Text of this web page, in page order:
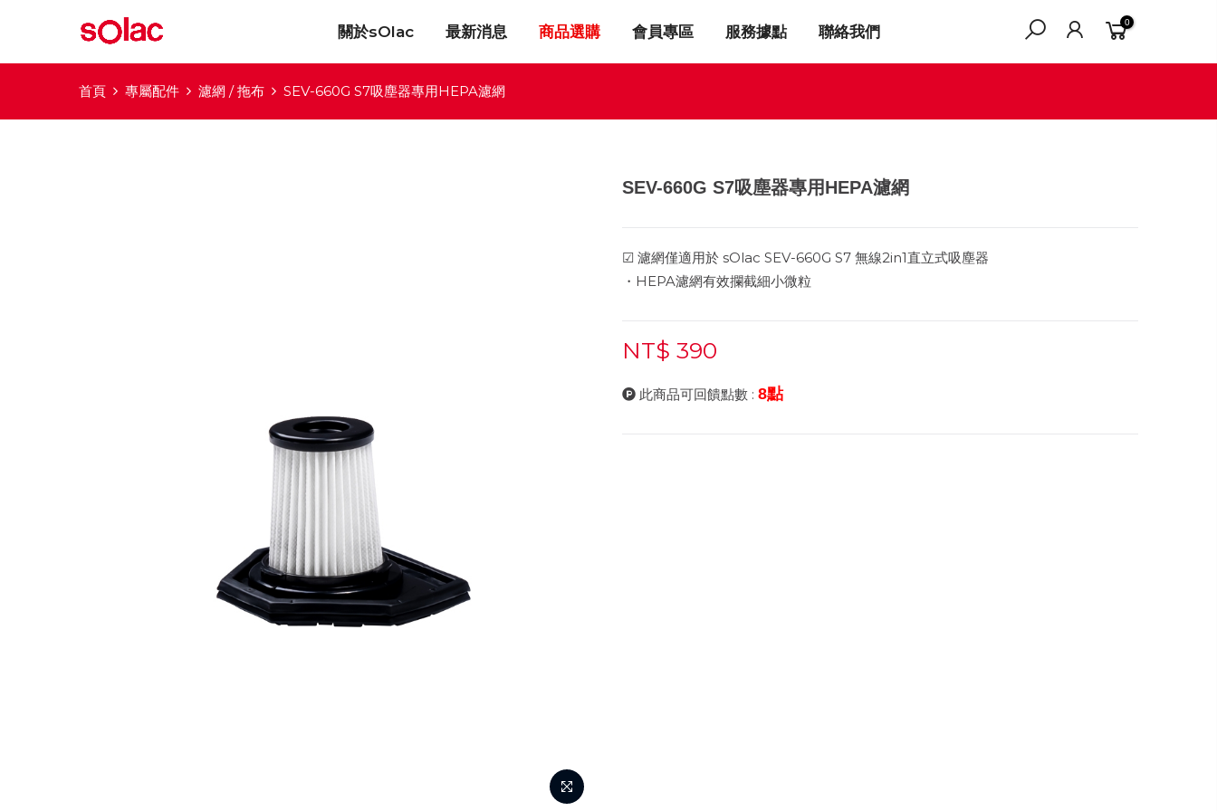
關於sOlac 最新消息 商品選購 會員專區 服務據點 聯絡我們 0
首頁 專屬配件 濾網 / 拖布 SEV-660G S7吸塵器專用HEPA濾網
SEV-660G S7吸塵器專用HEPA濾網
☑ 濾網僅適用於 sOlac SEV-660G S7 無線2in1直立式吸塵器
・HEPA濾網有效攔截細小微粒
NT$ 390
此商品可回饋點數 : 8點